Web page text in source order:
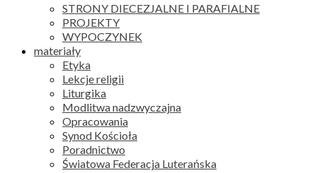
STRONY DIECEZJALNE I PARAFIALNE
PROJEKTY
WYPOCZYNEK
materiały
Etyka
Lekcje religii
Liturgika
Modlitwa nadzwyczajna
Opracowania
Synod Kościoła
Poradnictwo
Światowa Federacja Luterańska